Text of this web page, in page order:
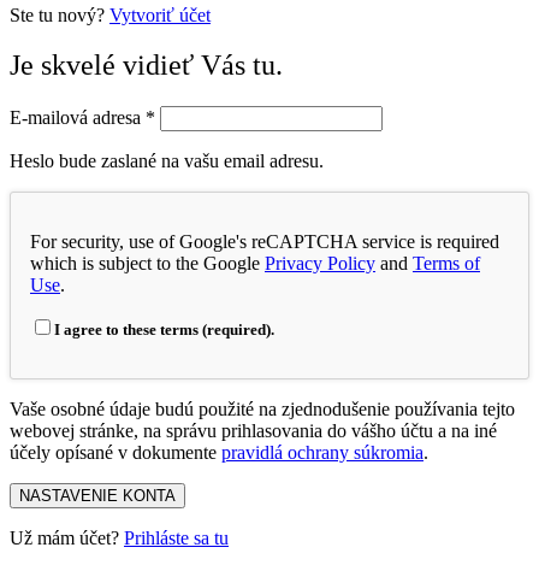
Ste tu nový? Vytvoriť účet
Je skvelé vidieť Vás tu.
E-mailová adresa *
Heslo bude zaslané na vašu email adresu.
For security, use of Google's reCAPTCHA service is required
which is subject to the Google Privacy Policy and Terms of
Use.
I agree to these terms (required).
Vaše osobné údaje budú použité na zjednodušenie používania tejto
webovej stránke, na správu prihlasovania do vášho účtu a na iné
účely opísané v dokumente pravidlá ochrany súkromia.
NASTAVENIE KONTA
Už mám účet? Prihláste sa tu